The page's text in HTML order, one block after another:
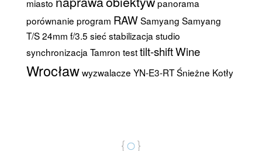
miasto
panorama
porównanie program RAWSamyang Samyang
T/S 24mm f/3.5 siećstabilizacjastudio
synchronizacjaTamron testtilt-shiftWine
Wrocławwyzwalacze YN-E3-RTŚnieżne Kotły